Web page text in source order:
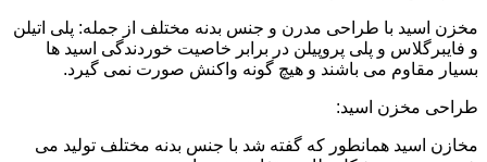
مخزن اسید با طراحی مدرن و جنس بدنه مختلف از جمله: پلی اتیلن
و فایبرگلاس و پلی پروپیلن در برابر خاصیت خوردندگی اسید ها
بسیار مقاوم می باشند و هیچ گونه واکنش صورت نمی گیرد.
طراحی مخزن اسید:
مخازن اسید همانطور که گفته شد با جنس بدنه مختلف تولید می